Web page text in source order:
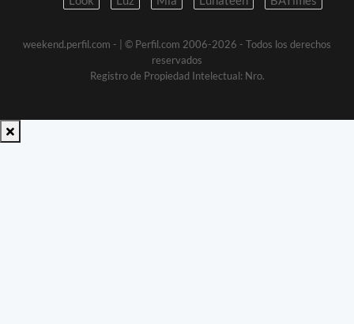
weekend.perfil.com -
| © Perfil.com 2006-2026 - Todos los derechos
reservados
Registro de Propiedad Intelectual: Nro.